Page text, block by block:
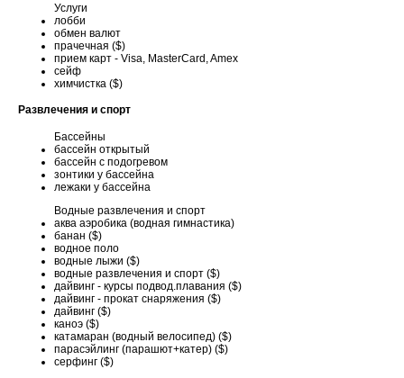
Услуги
лобби
обмен валют
прачечная ($)
прием карт - Visa, MasterCard, Amex
сейф
химчистка ($)
Развлечения и спорт
Бассейны
бассейн открытый
бассейн с подогревом
зонтики у бассейна
лежаки у бассейна
Водные развлечения и спорт
аква аэробика (водная гимнастика)
банан ($)
водное поло
водные лыжи ($)
водные развлечения и спорт ($)
дайвинг - курсы подвод.плавания ($)
дайвинг - прокат снаряжения ($)
дайвинг ($)
каноэ ($)
катамаран (водный велосипед) ($)
парасэйлинг (парашют+катер) ($)
серфинг ($)